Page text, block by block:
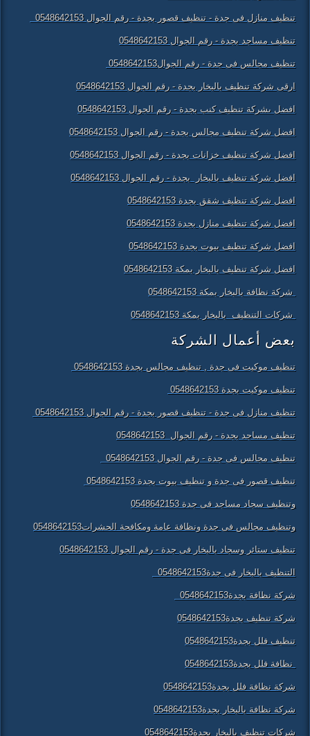
تنظيف منازل فى جدة - تنظيف قصور بجدة - رقم الجوال 0548642153
تنظيف مساجد بجدة - رقم الجوال 0548642153
تنظيف مجالس فى جدة - رقم الجوال0548642153
ارقى شركة تنظيف بالبخار بجدة - رقم الجوال 0548642153
افضل ىشركة تنظيف كنب بجدة - رقم الجوال 0548642153
افضل شركة تنظيف مجالس بجدة - رقم الجوال 0548642153
افضل شركة تنظيف خزانات بجدة - رقم الجوال 0548642153
افضل شركة تنظيف بالبخار بجدة - رقم الجوال 0548642153
افضل شركة تنظيف شقق بجدة 0548642153
افضل شركة تنظيف منازل بجدة 0548642153
افضل شركة تنظيف بيوت بجدة 0548642153
افضل شركة تنظيف بالبخار بمكة 0548642153
شركة نظافة بالبخار بمكة 0548642153
شركات التنظيف بالبخار بمكة 0548642153
بعض أعمال الشركة
تنظيف موكيت فى جدة , تنظيف مجالس بجدة 0548642153
تنظيف موكيت بجدة 0548642153
تنظيف منازل فى جدة - تنظيف قصور بجدة - رقم الجوال 0548642153
تنظيف مساجد بجدة - رقم الجوال 0548642153
تنظيف مجالس فى جدة - رقم الجوال 0548642153
تنظيف قصور فى جدة و تنظيف بيوت بجدة 0548642153
وتنظيف سجاد مساجد فى جدة 0548642153
وتنظيف مجالس فى جدة ونظافة عامة ومكافحة الحشرات0548642153
تنظيف ستائر وسجاد بالبخار فى جدة - رقم الجوال 0548642153
التنظيف بالبخار فى جدة0548642153
شركة نظافة بجدة0548642153
شركة تنظيف بجدة0548642153
تنظيف فلل بجدة0548642153
نظافة فلل بجدة0548642153
شركة نظافة فلل بجدة0548642153
شركة نظافة بالبخار بجدة0548642153
شركات تنظيف بالبخار بجدة0548642153